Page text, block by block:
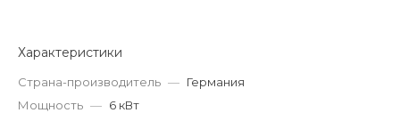
Характеристики
Страна-производитель — Германия
Мощность — 6 кВт